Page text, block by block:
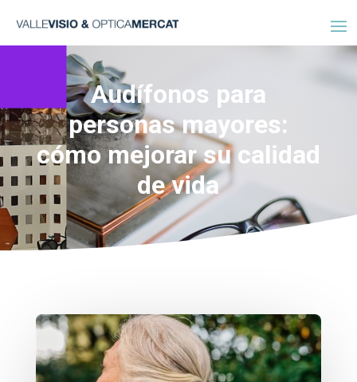
Audífonos para
personas mayores:
cómo mejorar su calidad
de vida